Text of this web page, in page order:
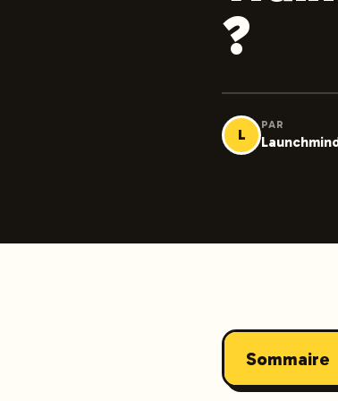
?
L
PAR
Sommaire